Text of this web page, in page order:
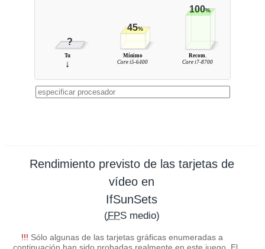
?
45%
100%
Tu
↓
Mínimo
Core i5-6400
Recom.
Core i7-8700
Rendimiento previsto de las tarjetas de
vídeo en
IfSunSets
(FPSmedio)
!!! Sólo algunas de las tarjetas gráficas enumeradas a